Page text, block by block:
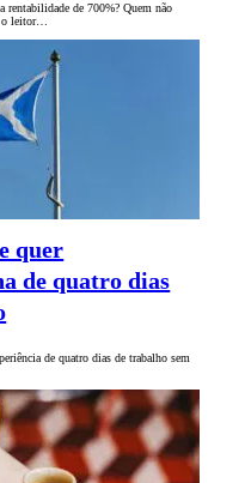
rentabilidade de 700%? Quem não
o leitor…
quer
de quatro dias
de quatro dias de trabalho sem